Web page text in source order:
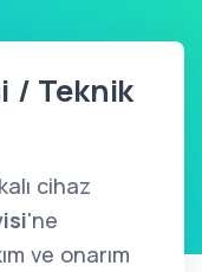
/ Teknik
cihaz
'ne
ve onarım